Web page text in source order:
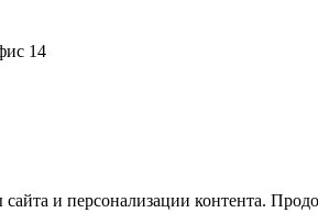
14
и персонализации контента.